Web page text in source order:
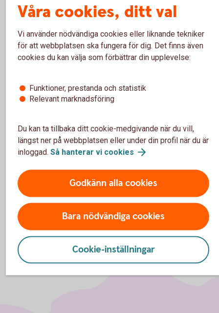
Pensionssparande
Sjukförsäkring företag
Tjänstegrupplivförsäkring TGL
Vårdförsäkring företag
Individuell livförsäkring
Våra cookies, ditt val
Vi använder nödvändiga cookies eller liknande tekniker
för att webbplatsen ska fungera för dig. Det finns även
cookies du kan välja som förbättrar din upplevelse:
Funktioner, prestanda och statistik
Relevant marknadsföring
Du kan ta tillbaka ditt cookie-medgivande när du vill,
längst ner på webbplatsen eller under din profil när du är
inloggad. Så hanterar vi cookies
Godkänn alla cookies
Bara nödvändiga cookies
Cookie-inställningar